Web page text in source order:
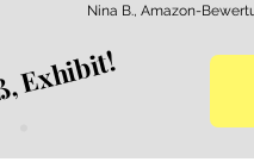
Nina B., Amazon-
Exhibit!